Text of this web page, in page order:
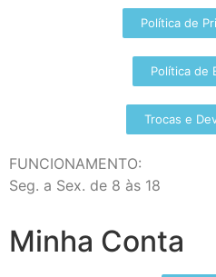
Política de
Política de
Trocas e
FUNCIONAMENTO:
Seg. a Sex. de 8 às 18
Minha Conta